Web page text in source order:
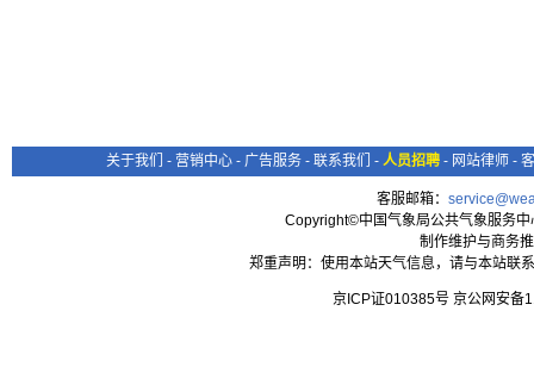
关于我们 - 营销中心 - 广告服务 - 联系我们 - 人员招聘 - 网站律师 -
客服邮箱：
Copyright©中国气象局公共气象服务
制作维护与商务
郑重声明：使用本站天气信息，请与本站联
京ICP证010385号 京公网安备